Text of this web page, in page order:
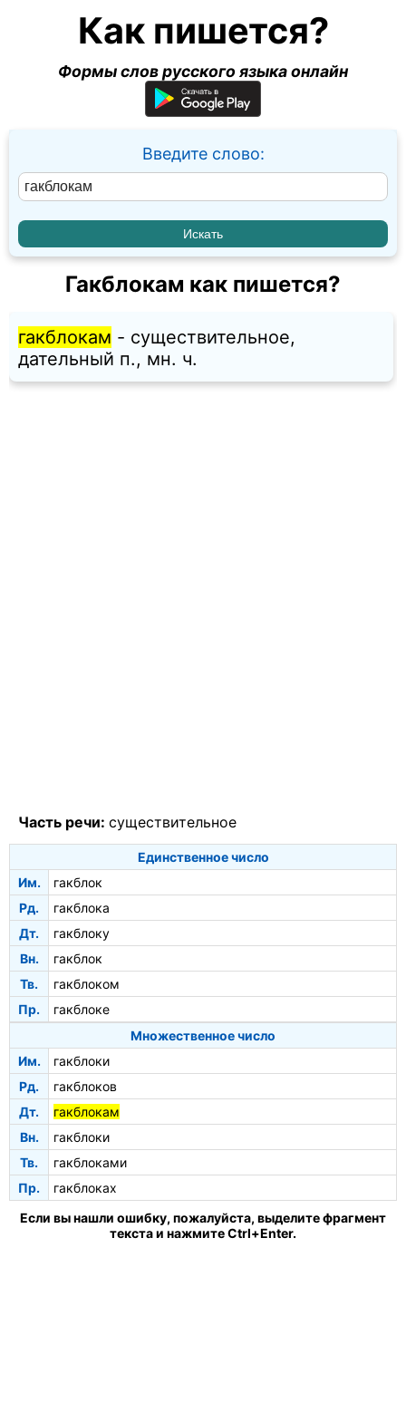
Как пишется?
Формы слов русского языка онлайн
Введите слово:
Гакблокам как пишется?
гакблокам - существительное,
дательный п., мн. ч.
Часть речи: существительное
Единственное число
Им.
гакблок
Рд.
гакблока
Дт.
гакблоку
Вн.
гакблок
Тв.
гакблоком
Пр.
гакблоке
Множественное число
Им.
гакблоки
Рд.
гакблоков
Дт.
гакблокам
Вн.
гакблоки
Тв.
гакблоками
Пр.
гакблоках
Если вы нашли ошибку, пожалуйста, выделите фрагмент
текста и нажмите Ctrl+Enter.